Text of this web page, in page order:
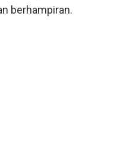
berhampiran.